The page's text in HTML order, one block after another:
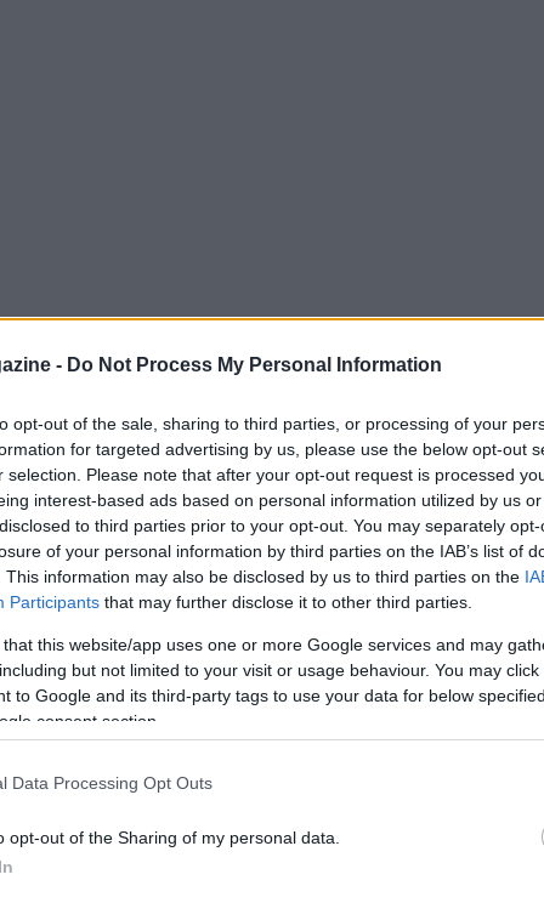
- Do Not Process My Personal Information
opt-out of the sale, sharing to third parties, or processing of your
for targeted advertising by us, please use the below opt-out
selection. Please note that after your opt-out request is processed
interest-based ads based on personal information utilized by us
to third parties prior to your opt-out. You may separately
of your personal information by third parties on the IAB’s list of
This information may also be disclosed by us to third parties on the
Participants that may further disclose it to other third parties.
that this website/app uses one or more Google services and may
but not limited to your visit or usage behaviour. You may
to Google and its third-party tags to use your data for below
consent section.
Data Processing Opt Outs
opt-out of the Sharing of my personal data.
tentativi di fuga e da una caduta
ha ridotto il gruppo dei favoriti.
del calendario nazionale e internazionale e
e per la sua carriera: il successo arriva
un risultato importante nella stagione
dei velocisti e la capacità delle squadre di
con la volata conclusiva che ha premiato
del suo treno.